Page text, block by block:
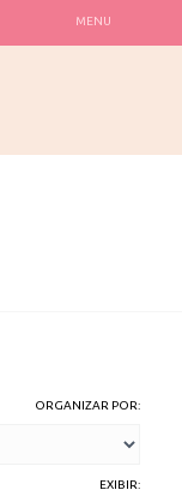
MENU
ORGANIZAR POR:
EXIBIR: